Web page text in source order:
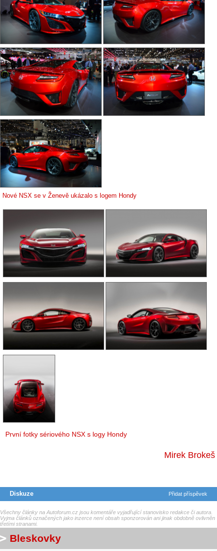
Nové NSX se v Ženevě ukázalo s logem Hondy
První fotky sériového NSX s logy Hondy
Mirek Brokeš
Diskuze Přidat příspěvek
Všechny články na Autoforum.cz jsou komentáře vyjadřující stanovisko redakce či autora.
Vyjma článků označených jako inzerce není obsah sponzorován ani jinak obdobně ovlivněn
třetími stranami.
Bleskovky